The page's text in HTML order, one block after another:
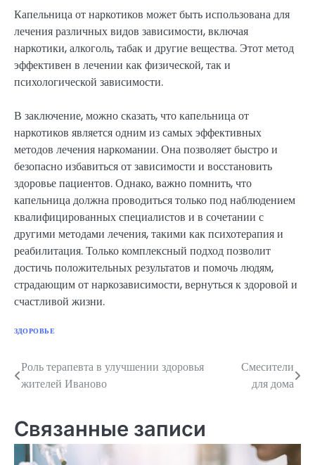
Капельница от наркотиков может быть использована для
лечения различных видов зависимости, включая
наркотики, алкоголь, табак и другие вещества. Этот метод
эффективен в лечении как физической, так и
психологической зависимости.
В заключение, можно сказать, что капельница от
наркотиков является одним из самых эффективных
методов лечения наркомании. Она позволяет быстро и
безопасно избавиться от зависимости и восстановить
здоровье пациентов. Однако, важно помнить, что
капельница должна проводиться только под наблюдением
квалифицированных специалистов и в сочетании с
другими методами лечения, такими как психотерапия и
реабилитация. Только комплексный подход позволит
достичь положительных результатов и помочь людям,
страдающим от наркозависимости, вернуться к здоровой и
счастливой жизни.
ЗДОРОВЬЕ
Навигация
записям
Роль терапевта в улучшении здоровья
жителей Иваново
Смесители
для дома
Связанные записи